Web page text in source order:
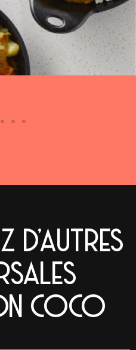
D'AUTRES
COCO